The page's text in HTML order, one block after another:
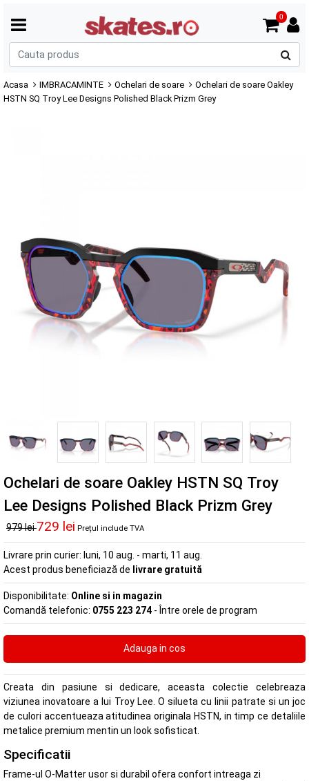
0
Acasa IMBRACAMINTE Ochelari de soare
Ochelari de soare Oakley
HSTN SQ Troy Lee Designs Polished Black Prizm Grey
Ochelari de soare Oakley HSTN SQ Troy
Lee Designs Polished Black Prizm Grey
979 lei729 lei Prețul include TVA
Livrare prin curier: luni, 10 aug. - marti, 11 aug.
Acest produs beneficiază de livrare gratuită
Disponibilitate: Online si in magazin
Comandă telefonic: 0755 223 274 - Între orele de program
Creata din pasiune si dedicare, aceasta colectie celebreaza
viziunea inovatoare a lui Troy Lee. O silueta cu linii patrate si un joc
de culori accentueaza atitudinea originala HSTN, in timp ce detaliile
metalice premium mentin un look sofisticat.
Specificatii
Frame-ul O-Matter usor si durabil ofera confort intreaga zi